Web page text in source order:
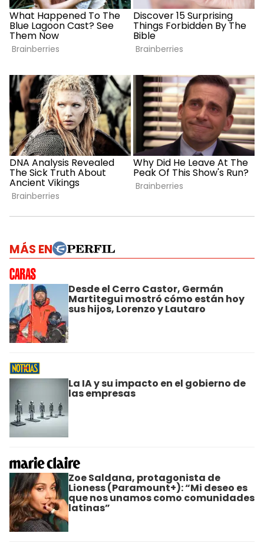
MÁS EN
Desde el Cerro Castor, Germán
Martitegui mostró cómo están hoy
sus hijos, Lorenzo y Lautaro
La IA y su impacto en el gobierno de
las empresas
Zoe Saldana, protagonista de
Lioness (Paramount+): “Mi deseo es
que nos unamos como comunidades
latinas”